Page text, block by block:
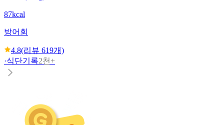
87kcal
방어회
4.8(리뷰 619개)
·식단기록2천+